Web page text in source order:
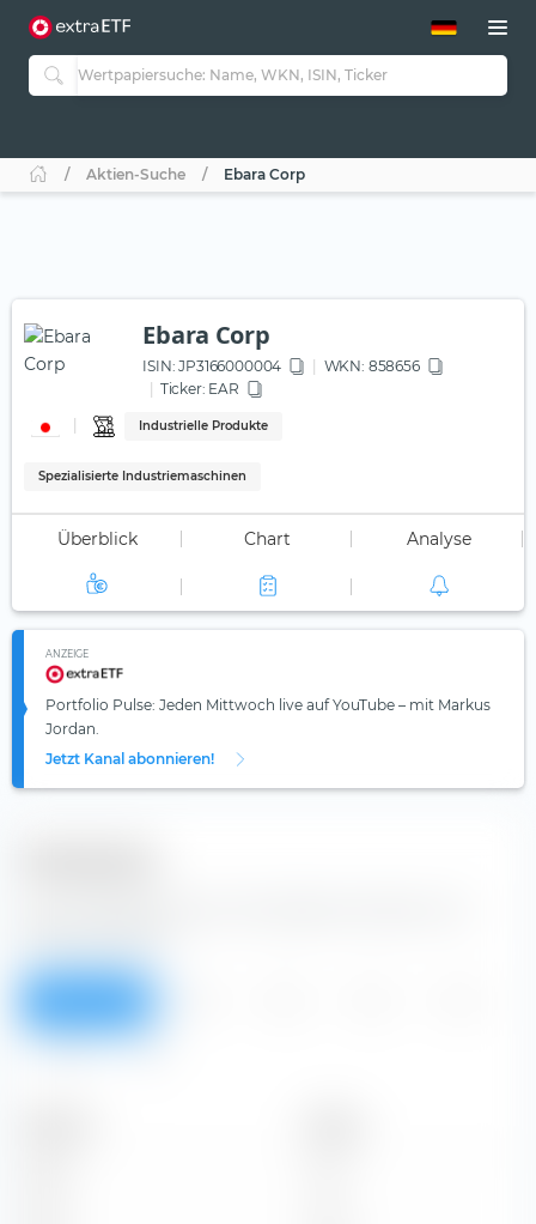
ETF-Guide 2.0
Guide Aktive ETFs
ETF-Sparpläne
Aktien-Suche Ebara Corp
Ebara Corp
ISIN: JP3166000004 WKN: 858656
Ticker: EAR
Industrielle Produkte
Spezialisierte Industriemaschinen
Überblick Chart Analyse
ANZEIGE
Portfolio Pulse: Jeden Mittwoch live auf YouTube – mit Markus
Jordan.
Jetzt Kanal abonnieren!
2022